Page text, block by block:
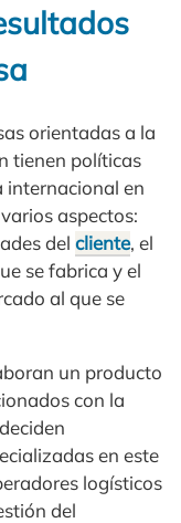
orientadas a la
tienen políticas
internacional en
aspectos:
delcliente, el
se fabrica y el
al que se
un producto
con la
en este
logísticos
del